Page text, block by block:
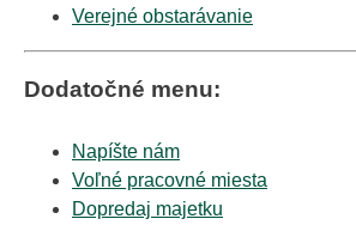
Verejné obstarávanie
Dodatočné menu:
Napíšte nám
Voľné pracovné miesta
Dopredaj majetku